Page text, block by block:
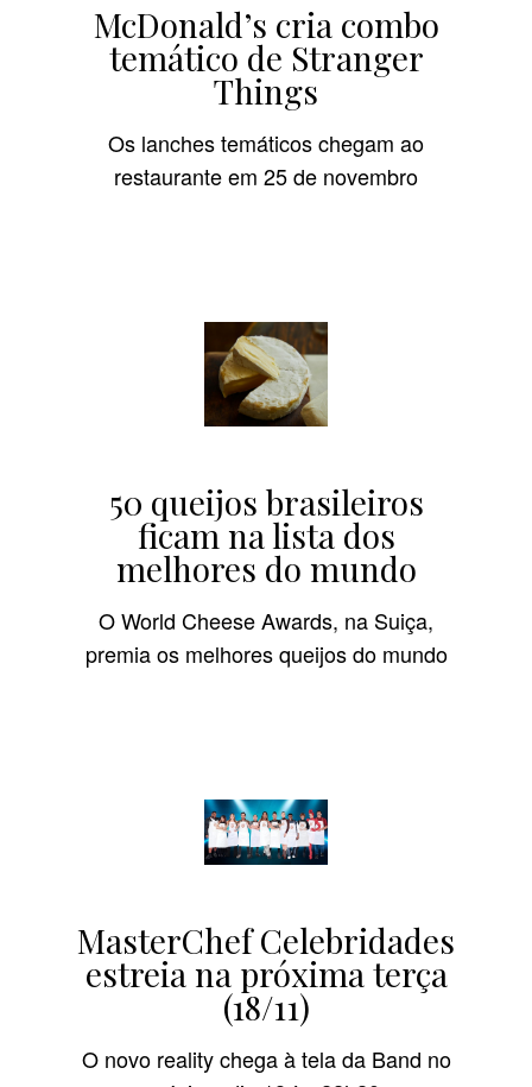
McDonald’s cria combo
temático de Stranger
Things
Os lanches temáticos chegam ao
restaurante em 25 de novembro
50 queijos brasileiros
ficam na lista dos
melhores do mundo
O World Cheese Awards, na Suiça,
premia os melhores queijos do mundo
MasterChef Celebridades
estreia na próxima terça
(18/11)
O novo reality chega à tela da Band no